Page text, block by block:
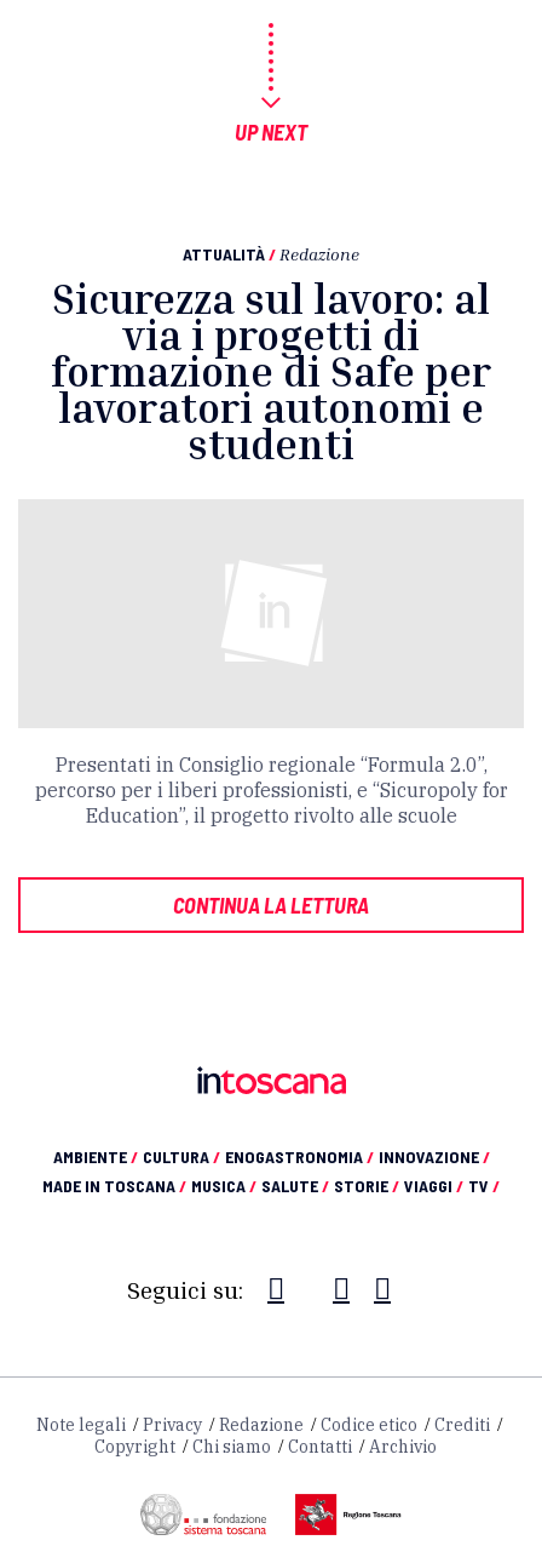
UP NEXT
ATTUALITÀ/ Redazione
Sicurezza sul lavoro: al
via i progetti di
formazione di Safe per
lavoratori autonomi e
studenti
Presentati in Consiglio regionale “Formula 2.0”,
percorso per i liberi professionisti, e “Sicuropoly for
Education”, il progetto rivolto alle scuole
CONTINUA LA LETTURA
AMBIENTE/ CULTURA/ ENOGASTRONOMIA/ INNOVAZIONE/
MADE IN TOSCANA/ MUSICA/ SALUTE/ STORIE/ VIAGGI / TV /
Seguici su:
Note legali Privacy Redazione Codice etico
Crediti
Copyright
Chi siamo Contatti Archivio